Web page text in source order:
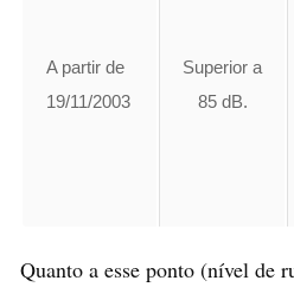
A partir de
19/11/2003
Superior a
85 dB.
Quanto a esse ponto (nível de